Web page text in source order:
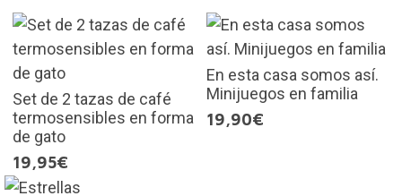
Set de 2 tazas de café
termosensibles en forma
de gato
19,95€
En esta casa somos así.
Minijuegos en familia
19,90€